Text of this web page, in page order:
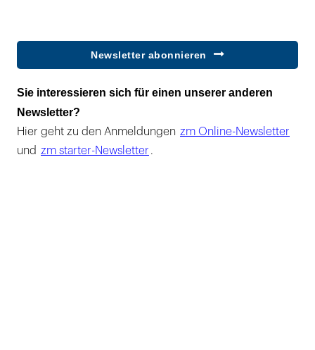
Newsletter abonnieren
Sie interessieren sich für einen unserer anderen
Newsletter?
Hier geht zu den Anmeldungen zm Online-Newsletter
und zm starter-Newsletter .